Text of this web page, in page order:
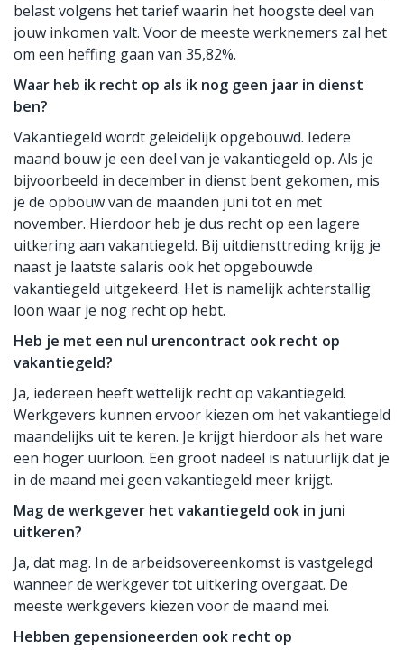
belast volgens het tarief waarin het hoogste deel van
jouw inkomen valt. Voor de meeste werknemers zal het
om een heffing gaan van 35,82%.
Waar heb ik recht op als ik nog geen jaar in dienst
ben?
Vakantiegeld wordt geleidelijk opgebouwd. Iedere
maand bouw je een deel van je vakantiegeld op. Als je
bijvoorbeeld in december in dienst bent gekomen, mis
je de opbouw van de maanden juni tot en met
november. Hierdoor heb je dus recht op een lagere
uitkering aan vakantiegeld. Bij uitdiensttreding krijg je
naast je laatste salaris ook het opgebouwde
vakantiegeld uitgekeerd. Het is namelijk achterstallig
loon waar je nog recht op hebt.
Heb je met een nul urencontract ook recht op
vakantiegeld?
Ja, iedereen heeft wettelijk recht op vakantiegeld.
Werkgevers kunnen ervoor kiezen om het vakantiegeld
maandelijks uit te keren. Je krijgt hierdoor als het ware
een hoger uurloon. Een groot nadeel is natuurlijk dat je
in de maand mei geen vakantiegeld meer krijgt.
Mag de werkgever het vakantiegeld ook in juni
uitkeren?
Ja, dat mag. In de arbeidsovereenkomst is vastgelegd
wanneer de werkgever tot uitkering overgaat. De
meeste werkgevers kiezen voor de maand mei.
Hebben gepensioneerden ook recht op